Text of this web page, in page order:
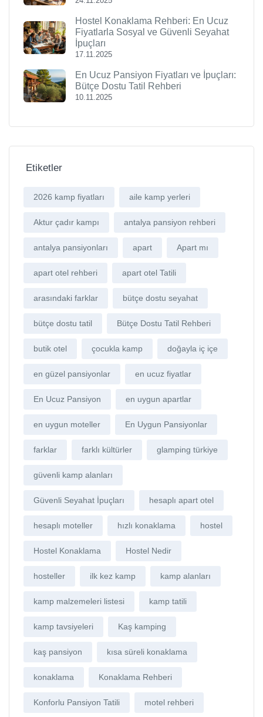
Hostel Konaklama Rehberi: En Ucuz
Fiyatlarla Sosyal ve Güvenli Seyahat
İpuçları
17.11.2025
En Ucuz Pansiyon Fiyatları ve İpuçları:
Bütçe Dostu Tatil Rehberi
10.11.2025
Etiketler
2026 kamp fiyatları aile kamp yerleri
Aktur çadır kampı antalya pansiyon rehberi
antalya pansiyonları apart Apart mı
apart otel rehberi apart otel Tatili
arasındaki farklar bütçe dostu seyahat
bütçe dostu tatil Bütçe Dostu Tatil Rehberi
butik otel çocukla kamp doğayla iç içe
en güzel pansiyonlar en ucuz fiyatlar
En Ucuz Pansiyon en uygun apartlar
en uygun moteller En Uygun Pansiyonlar
farklar farklı kültürler glamping türkiye
güvenli kamp alanları
Güvenli Seyahat İpuçları hesaplı apart otel
hesaplı moteller hızlı konaklama hostel
Hostel Konaklama Hostel Nedir
hosteller ilk kez kamp kamp alanları
kamp malzemeleri listesi kamp tatili
kamp tavsiyeleri Kaş kamping
kaş pansiyon kısa süreli konaklama
konaklama Konaklama Rehberi
Konforlu Pansiyon Tatili motel rehberi